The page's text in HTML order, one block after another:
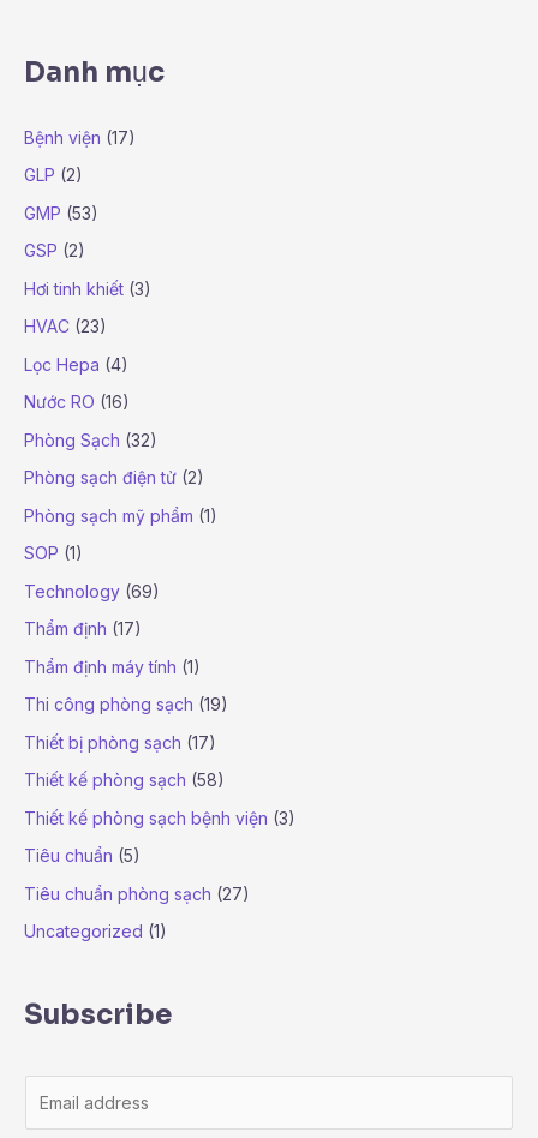
Danh mục
Bệnh viện (17)
GLP (2)
GMP (53)
GSP (2)
Hơi tinh khiết (3)
HVAC (23)
Lọc Hepa (4)
Nước RO (16)
Phòng Sạch (32)
Phòng sạch điện tử (2)
Phòng sạch mỹ phẩm (1)
SOP (1)
Technology (69)
Thẩm định (17)
Thẩm định máy tính (1)
Thi công phòng sạch (19)
Thiết bị phòng sạch (17)
Thiết kế phòng sạch (58)
Thiết kế phòng sạch bệnh viện (3)
Tiêu chuẩn (5)
Tiêu chuẩn phòng sạch (27)
Uncategorized (1)
Subscribe
m